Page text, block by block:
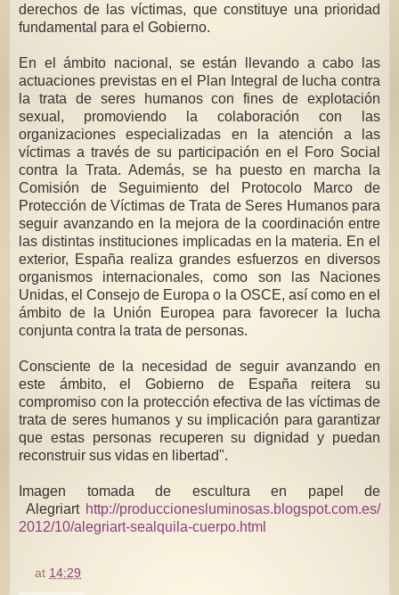
derechos de las víctimas, que constituye una prioridad
fundamental para el Gobierno.
En el ámbito nacional, se están llevando a cabo las
actuaciones previstas en el Plan Integral de lucha contra
la trata de seres humanos con fines de explotación
sexual, promoviendo la colaboración con las
organizaciones especializadas en la atención a las
víctimas a través de su participación en el Foro Social
contra la Trata. Además, se ha puesto en marcha la
Comisión de Seguimiento del Protocolo Marco de
Protección de Víctimas de Trata de Seres Humanos para
seguir avanzando en la mejora de la coordinación entre
las distintas instituciones implicadas en la materia. En el
exterior, España realiza grandes esfuerzos en diversos
organismos internacionales, como son las Naciones
Unidas, el Consejo de Europa o la OSCE, así como en el
ámbito de la Unión Europea para favorecer la lucha
conjunta contra la trata de personas.
Consciente de la necesidad de seguir avanzando en
este ámbito, el Gobierno de España reitera su
compromiso con la protección efectiva de las víctimas de
trata de seres humanos y su implicación para garantizar
que estas personas recuperen su dignidad y puedan
reconstruir sus vidas en libertad".
Imagen tomada de escultura en papel de
Alegriart http://produccionesluminosas.blogspot.com.es/
2012/10/alegriart-sealquila-cuerpo.html
at 14:29